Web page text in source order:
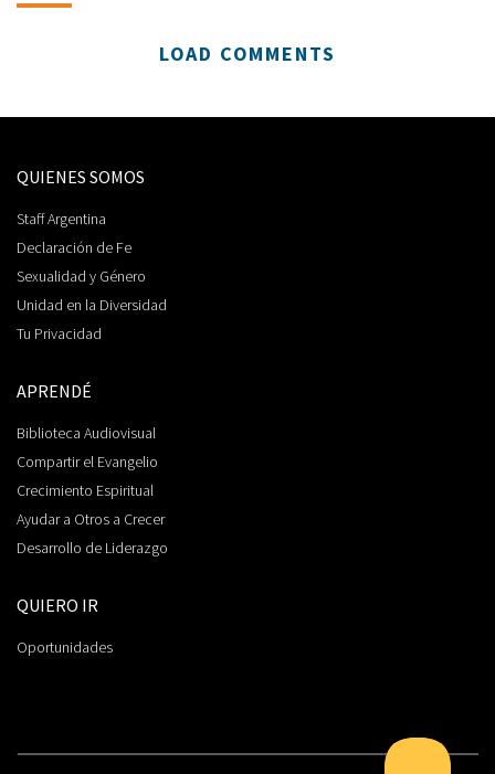
LOAD COMMENTS
QUIENES SOMOS
Staff Argentina
Declaración de Fe
Sexualidad y Género
Unidad en la Diversidad
Tu Privacidad
APRENDÉ
Biblioteca Audiovisual
Compartir el Evangelio
Crecimiento Espiritual
Ayudar a Otros a Crecer
Desarrollo de Liderazgo
QUIERO IR
Oportunidades